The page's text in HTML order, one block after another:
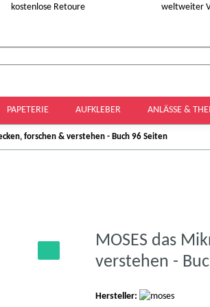
kostenlose Retoure weltweiter
PAPETERIE AUFKLEBER ANLÄSSE &
forschen & verstehen - Buch 96 Seiten
MOSES das
verstehen -
Hersteller: